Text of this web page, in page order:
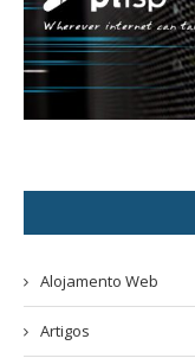
Alojamento Web
Artigos